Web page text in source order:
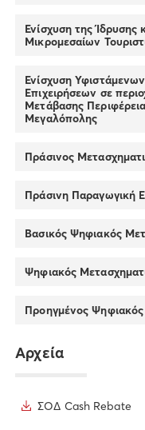
Ενίσχυση της Ίδρυσης
Μικρομεσαίων
Ενίσχυση
Επιχειρήσεων σε
Μετάβασης
Μεγαλόπολης
Πράσινος
Πράσινη Παραγωγική
Βασικός Ψηφιακός
Ψηφιακός
Προηγμένος
Αρχεία
ΣΟΔ Cash Rebate